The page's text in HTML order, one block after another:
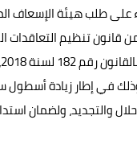
على طلب هيئة الإسعاف
لحكم المادة 78 من قانون تنظيم
في إطار زيادة أسطول
والتجديد، ولضمان